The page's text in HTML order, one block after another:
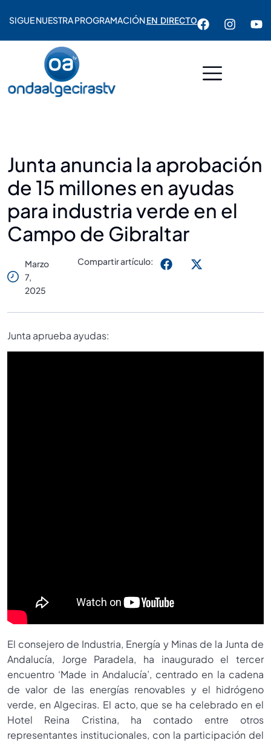
SIGUE NUESTRA PROGRAMACIÓNEN DIRECTO
Junta anuncia la aprobación
de 15 millones en ayudas
para industria verde en el
Campo de Gibraltar
Marzo
7,
2025
Compartir artículo:
Junta aprueba ayudas:
El consejero de Industria, Energía y Minas de la Junta de
Andalucía, Jorge Paradela, ha inaugurado el tercer
encuentro ‘Made in Andalucía’, centrado en la cadena
de valor de las energías renovables y el hidrógeno
verde, en Algeciras. El acto, que se ha celebrado en el
Hotel Reina Cristina, ha contado entre otros
representantes institucionales, con la participación del